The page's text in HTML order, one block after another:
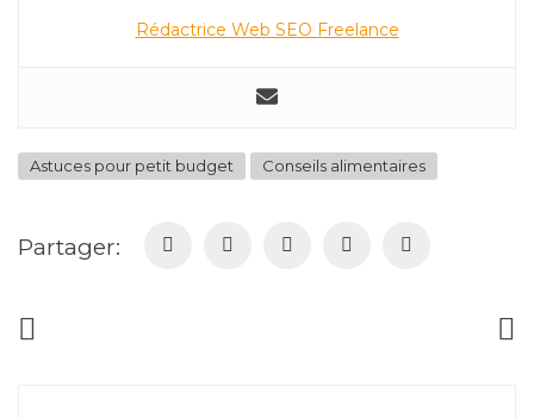
Rédactrice Web SEO Freelance
Astuces pour petit budget Conseils alimentaires
Partager: